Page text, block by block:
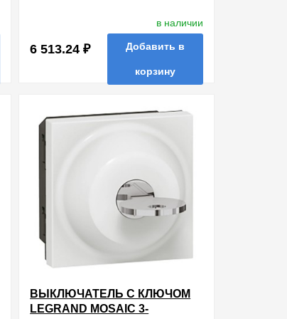
6 513.24 ₽
в наличии
Добавить в
корзину
ВЫКЛЮЧАТЕЛЬ С КЛЮЧОМ
LEGRAND MOSAIC 3-